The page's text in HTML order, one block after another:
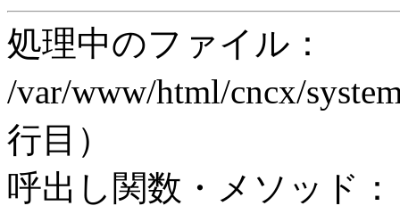
処理中のファイル：
/var/www/html/cncx/
行目）
呼出し関数・メソッド：